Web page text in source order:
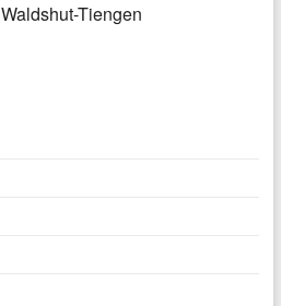
Waldshut-Tiengen